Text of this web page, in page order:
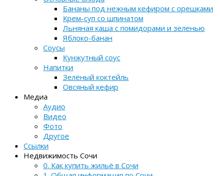
Бананы под нежным кефиром с орешками
Крем-суп со шпинатом
Льняная каша с помидорами и зеленью
Яблоко-банан
Соусы
Кунжутный соус
Напитки
Зелёный коктейль
Овсяный кефир
Медиа
Аудио
Видео
Фото
Другое
Ссылки
Недвижимость Сочи
0. Как купить жильё в Сочи